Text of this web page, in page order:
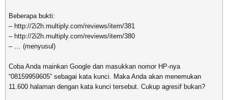
Beberapa bukti:
– http://2i2h.multiply.com/reviews/item/381
– http://2i2h.multiply.com/reviews/item/380
– … (menyusul)
Coba Anda mainkan Google dan masukkan nomor HP-nya
“08159959605” sebagai kata kunci. Maka Anda akan menemukan
11.600 halaman dengan kata kunci tersebut. Cukup agresif bukan?